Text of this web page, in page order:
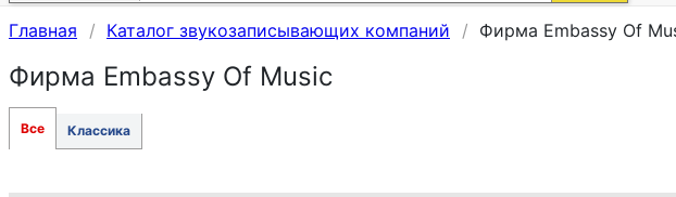
Главная Каталог звукозаписывающих компаний Фирма Embassy Of
Фирма Embassy Of Music
Все Классика